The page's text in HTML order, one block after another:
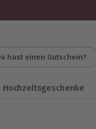
hast einen Gutschein?
Hochzeitsgeschenke